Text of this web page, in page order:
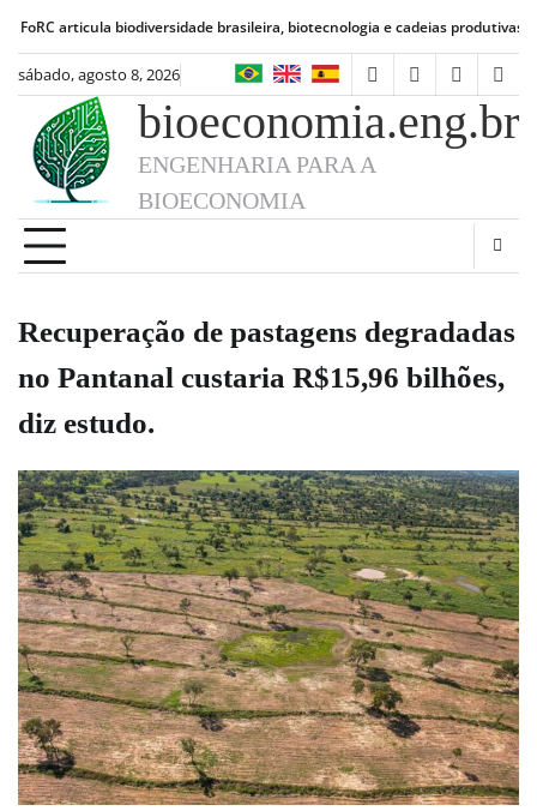
content
biodiversidade brasileira, biotecnologia e cadeias produtivas de
sábado, agosto 8, 2026 facebookinstagram
linkedin
bioeconomia.eng.br
ENGENHARIA PARA A
BIOECONOMIA
Recuperação de pastagens degradadas
no Pantanal custaria R$15,96 bilhões,
diz estudo.